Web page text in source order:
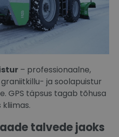
– professionaalne,
ja soolapuistur
GPS täpsus tagab tõhusa
talvede jaoks